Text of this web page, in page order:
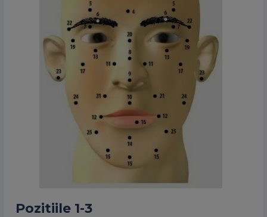
Pozitiile 1-3